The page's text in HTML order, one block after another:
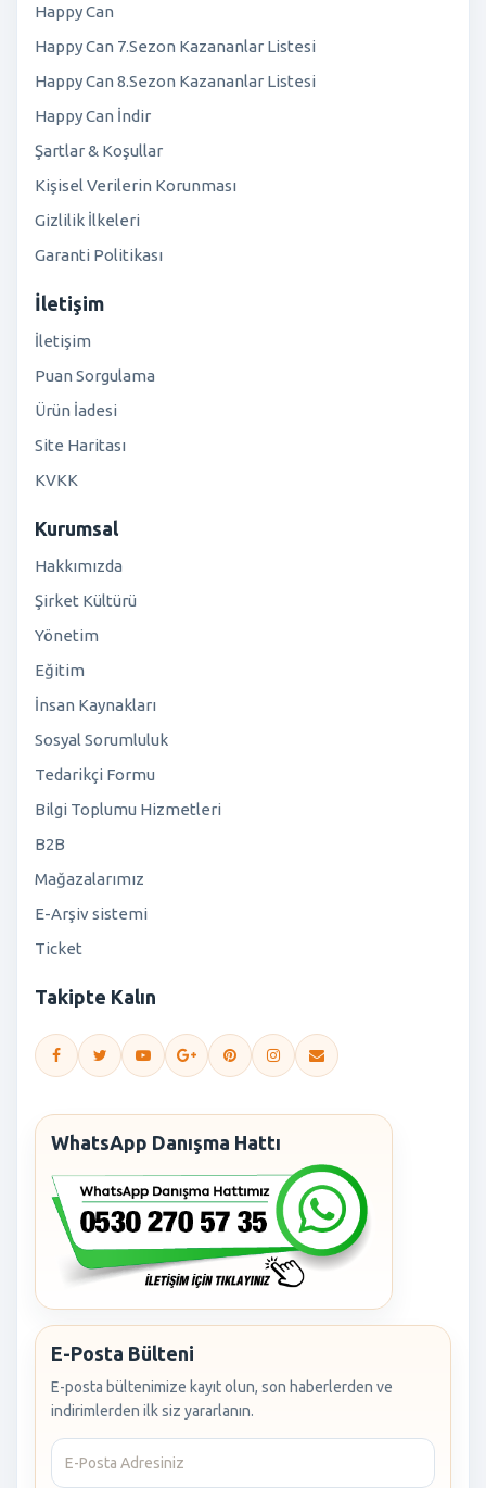
Happy Can
Happy Can 7.Sezon Kazananlar Listesi
Happy Can 8.Sezon Kazananlar Listesi
Happy Can İndir
Şartlar & Koşullar
Kişisel Verilerin Korunması
Gizlilik İlkeleri
Garanti Politikası
İletişim
İletişim
Puan Sorgulama
Ürün İadesi
Site Haritası
KVKK
Kurumsal
Hakkımızda
Şirket Kültürü
Yönetim
Eğitim
İnsan Kaynakları
Sosyal Sorumluluk
Tedarikçi Formu
Bilgi Toplumu Hizmetleri
B2B
Mağazalarımız
E-Arşiv sistemi
Ticket
Takipte Kalın
WhatsApp Danışma Hattı
E-Posta Bülteni
E-posta bültenimize kayıt olun, son haberlerden ve
indirimlerden ilk siz yararlanın.